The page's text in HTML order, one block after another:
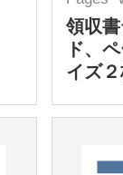
領収
ド、
イズ